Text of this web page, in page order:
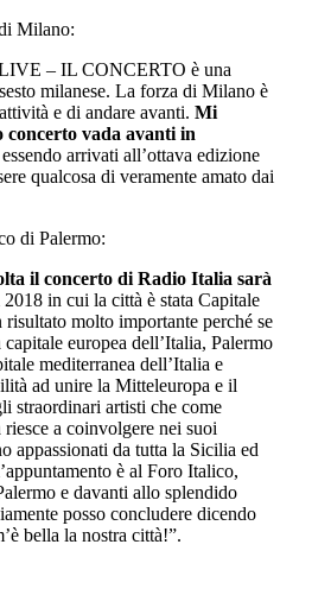
Milano:
– IL CONCERTO è una
milanese. La forza di Milano è
e di andare avanti. Mi
concerto vada avanti in
arrivati all’ottava edizione
qualcosa di veramente amato dai
di Palermo:
il concerto di Radio Italia sarà
in cui la città è stata Capitale
risultato molto importante perché se
europea dell’Italia, Palermo
mediterranea dell’Italia e
ad unire la Mitteleuropa e il
straordinari artisti che come
a coinvolgere nei suoi
appassionati da tutta la Sicilia ed
è al Foro Italico,
e davanti allo splendido
posso concludere dicendo
bella la nostra città!”.